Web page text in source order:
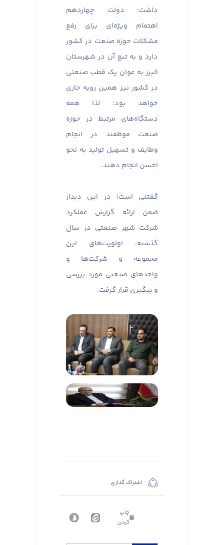
داشت: دولت چهاردهم
اهتمام ویژه‌ای برای رفع
مشکلات حوزه صنعت در کشور
دارد و به تبع آن در شهرستان
البرز به عوان یک قطب صنعتی
در کشور نیز همین رویه جاری
خواهد بود؛ لذا همه
دستگاه‌های مرتبط در حوزه
صنعت موظفند در انجام
وظایف و تسهیل تولید به نحو
احسن انجام دهند.
گفتنی است؛ در این دیدار
ضمن ارائه گزارش عملکرد
شرکت شهر صنعتی در سال
گذشته، اولویت‌های این
مجموعه و شرکت‌ها و
واحدهای صنعتی مورد بررسی
و پیگیری قرار گرفت.
اشتراک گذاری
چاپ
کردن